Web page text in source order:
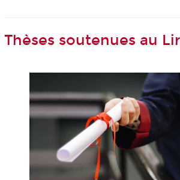
Thèses soutenues au